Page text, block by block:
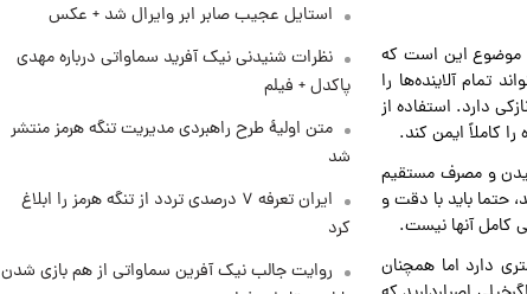
موضوع این است که
تمام آلاینده‌ها را
دارد. استفاده از
کاملاً ایمن کند.
و مصرف مستقیم
حتما باید با دقت و
کامل آنها نیست.
دارد اما همچنان
جدول
سیگنال‌های جدید برای بازار طلا؛
پیش‌بینی قیمت سکه و طلا فردا
استایل عجیب صابر ابر وایرال شد + عکس
نظرات شنیدنی نیک آفرید سماواتی درباره مهدی
پاکدل + فیلم
متن اولیۀ طرح راهبردی مدیریت تنگه هرمز منتشر
شد
ایران تعرفه ۷ درصدی تردد از تنگه هرمز را ابلاغ
کرد
روایت جالب نیک آفرین سماواتی از هم بازی شدن